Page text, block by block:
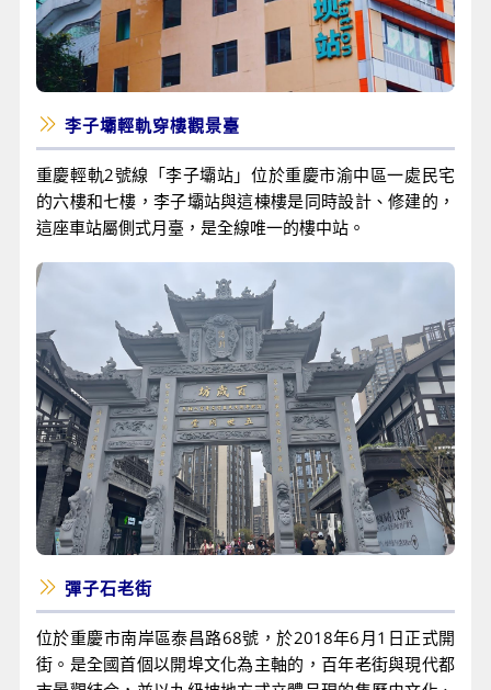
李子壩輕軌穿樓觀景臺
重慶輕軌2號線「李子壩站」位於重慶市渝中區一處民宅
的六樓和七樓，李子壩站與這棟樓是同時設計、修建的，
這座車站屬側式月臺，是全線唯一的樓中站。
彈子石老街
位於重慶市南岸區泰昌路68號，於2018年6月1日正式開
街。是全國首個以開埠文化為主軸的，百年老街與現代都